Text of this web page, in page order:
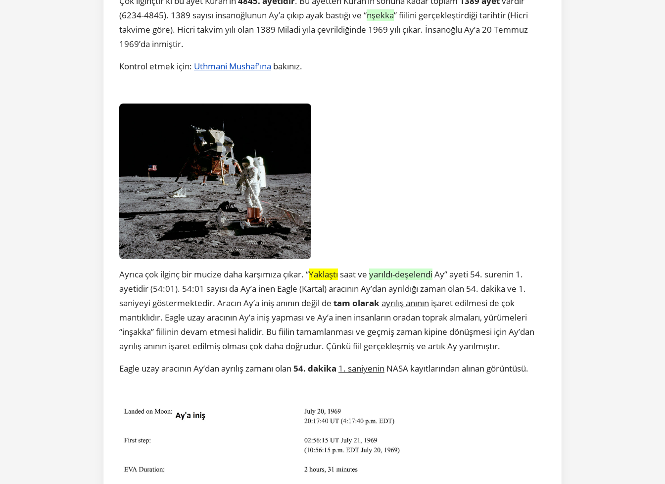
(6234-4845). 1389 sayısı insanoğlunun Ay’a çıkıp ayak bastığı ve “nşekka” fiilini gerçekleştirdiği tarihtir (Hicri
takvime göre). Hicri takvim yılı olan 1389 Miladi yıla çevrildiğinde 1969 yılı çıkar. İnsanoğlu Ay’a 20 Temmuz
1969’da inmiştir.
Kontrol etmek için: Uthmani Mushaf'ına bakınız.
Ayrıca çok ilginç bir mucize daha karşımıza çıkar. “Yaklaştı saat ve yarıldı-deşelendi Ay” ayeti 54. surenin 1.
ayetidir (54:01). 54:01 sayısı da Ay’a inen Eagle (Kartal) aracının Ay’dan ayrıldığı zaman olan 54. dakika ve 1.
saniyeyi göstermektedir. Aracın Ay’a iniş anının değil de tam olarakayrılış anının işaret edilmesi de çok
mantıklıdır. Eagle uzay aracının Ay’a iniş yapması ve Ay’a inen insanların oradan toprak almaları, yürümeleri
“inşakka” fiilinin devam etmesi halidir. Bu fiilin tamamlanması ve geçmiş zaman kipine dönüşmesi için Ay’dan
ayrılış anının işaret edilmiş olması çok daha doğrudur. Çünkü fiil gerçekleşmiş ve artık Ay yarılmıştır.
Eagle uzay aracının Ay’dan ayrılış zamanı olan 54. dakika 1. saniyenin NASA kayıtlarından alınan görüntüsü.